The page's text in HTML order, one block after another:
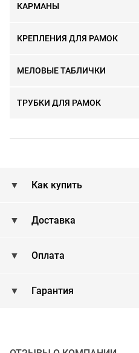
КАРМАНЫ
КРЕПЛЕНИЯ ДЛЯ РАМОК
МЕЛОВЫЕ ТАБЛИЧКИ
ТРУБКИ ДЛЯ РАМОК
Как купить
Доставка
Оплата
Гарантия